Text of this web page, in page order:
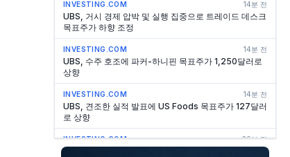
INVESTING.COM 14분 전
UBS, 거시 경제 압박 및 실행 집중으로 트레이드 데스크
목표주가 하향 조정
INVESTING.COM 14분 전
UBS, 수주 호조에 파커-하니핀 목표주가 1,250달러로
상향
INVESTING.COM 14분 전
UBS, 견조한 실적 발표에 US Foods 목표주가 127달러
로 상향
INVESTING.COM 39분 전
OCBC, 2026년 2분기 실적 발표: 자산 관리 부문 급증